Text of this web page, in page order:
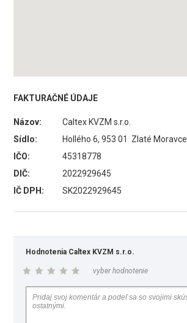
FAKTURAČNÉ ÚDAJE
Názov:
Caltex KVZM s.r.o.
Sídlo:
Hollého 6, 953 01 Zlaté Moravce
IČO:
45318778
DIČ:
2022929645
IČ DPH:
SK2022929645
Hodnotenia Caltex KVZM s.r.o.
vyber hodnotenie